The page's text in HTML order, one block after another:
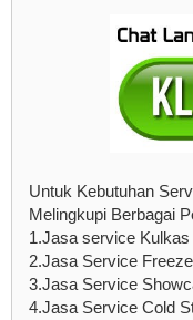
Untuk Kebutuhan
Melingkupi Berbagai
1.Jasa service Kulkas
2.Jasa Service
3.Jasa Service
4.Jasa Service Cold